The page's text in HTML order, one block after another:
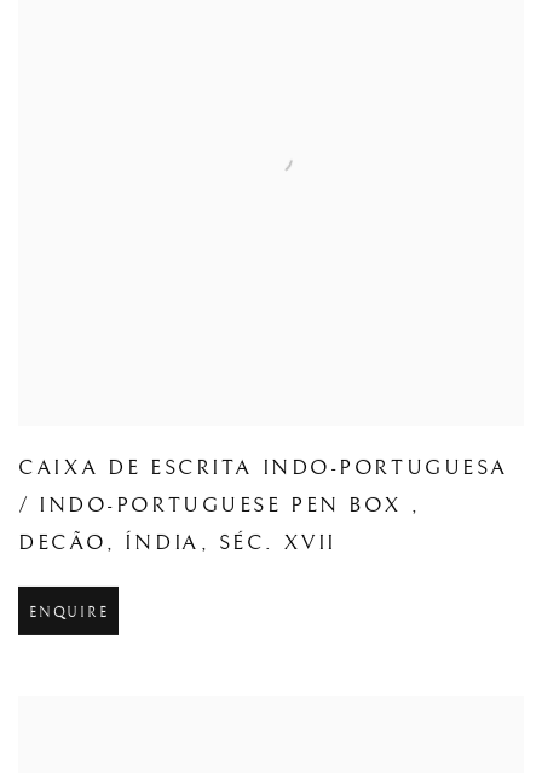
CAIXA DE ESCRITA INDO-PORTUGUESA
/ INDO-PORTUGUESE PEN BOX ,
DECÃO , ÍNDIA , SÉC. XVII
ENQUIRE